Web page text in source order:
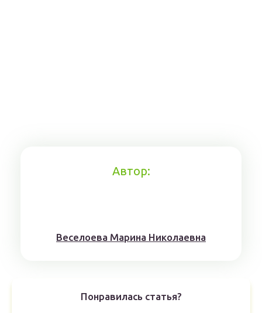
Автор:
Веселоева Марина Николаевна
Понравилась статья?